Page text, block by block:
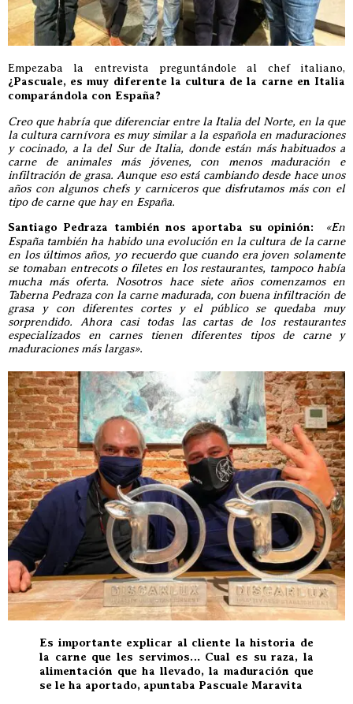
Empezaba la entrevista preguntándole al chef italiano,
¿Pascuale, es muy diferente la cultura de la carne en Italia
comparándola con España?
Creo que habría que diferenciar entre la Italia del Norte, en la que
la cultura carnívora es muy similar a la española en maduraciones
y cocinado, a la del Sur de Italia, donde están más habituados a
carne de animales más jóvenes, con menos maduración e
infiltración de grasa. Aunque eso está cambiando desde hace unos
años con algunos chefs y carniceros que disfrutamos más con el
tipo de carne que hay en España.
Santiago Pedraza también nos aportaba su opinión:
«En
España también ha habido una evolución en la cultura de la carne
en los últimos años, yo recuerdo que cuando era joven solamente
se tomaban entrecots o filetes en los restaurantes, tampoco había
mucha más oferta. Nosotros hace siete años comenzamos en
Taberna Pedraza con la carne madurada, con buena infiltración de
grasa y con diferentes cortes y el público se quedaba muy
sorprendido. Ahora casi todas las cartas de los restaurantes
especializados en carnes tienen diferentes tipos de carne y
maduraciones más largas».
Es importante explicar al cliente la historia de
la carne que les servimos… Cual es su raza, la
alimentación que ha llevado, la maduración que
se le ha aportado, apuntaba Pascuale Maravita